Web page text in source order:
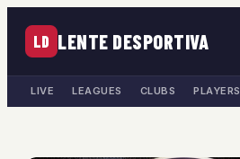
LD LENTE DESPORTIVA
LIVE LEAGUES CLUBS PLAYERS